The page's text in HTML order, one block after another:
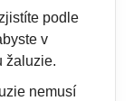
podle
v
žaluzie.
nemusí